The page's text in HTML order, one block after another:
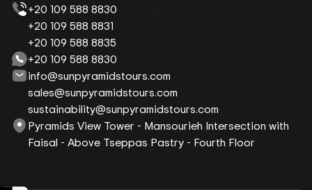
+20 109 588 8830
+20 109 588 8831
+20 109 588 8835
+20 109 588 8830
info@sunpyramidstours.com
sales@sunpyramidstours.com
sustainability@sunpyramidstours.com
Pyramids View Tower - Mansourieh Intersection with
Faisal - Above Tseppas Pastry - Fourth Floor